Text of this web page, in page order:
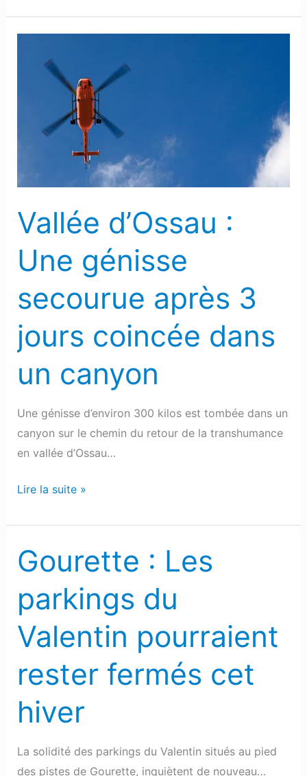
Vallée d’Ossau :
Une génisse
secourue après 3
jours coincée dans
un canyon
Une génisse d’environ 300 kilos est tombée dans un
canyon sur le chemin du retour de la transhumance
en vallée d’Ossau…
d’Ossau
génisse
secourue
coincée
un
Lire la suite »
Gourette : Les
parkings du
Valentin pourraient
rester fermés cet
hiver
La solidité des parkings du Valentin situés au pied
des pistes de Gourette, inquiètent de nouveau…
Gourette
Les
parkings
du
Valentin
pourraient
rester
fermés
hiver